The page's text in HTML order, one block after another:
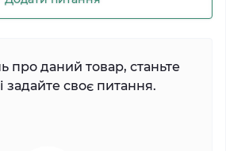
про даний товар, станьте
своє питання.